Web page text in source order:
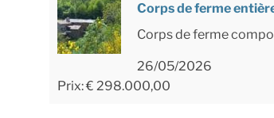
Corps de ferme
Corps de ferme
26/05/2026
Prix: € 298.000,00